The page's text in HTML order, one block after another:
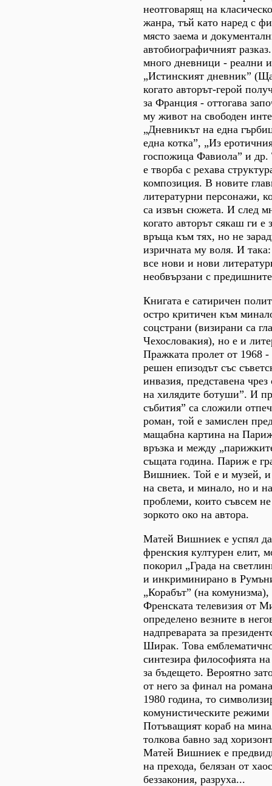
неотговарящ на
жанра, тъй като наред с
място заема и
автобиографичният
много дневници - реални
„Истинският дневник”
когато авторът-герой
за Франция - оттогава
му живот на свободен
„Дневникът на една
една котка”, „Из
госпожица Фавиола” и др.
е творба с рехава
композиция. В новите
литературни персонажи,
са извън сюжета. И след
когато авторът сякаш ги е
връща към тях, но не
изричната му воля. И
все нови и нови
необвързани с
Книгата е сатиричен
остро критичен към
соцстрани (визирани са
Чехословакия), но е и
Пражката пролет от 1968
решен епизодът със
инвазия, представена чрез
на хилядите ботуши”. И
събития” са сложили
роман, той е замислен
мащабна картина на
връзка и между
същата година. Париж е
Вишниек. Той е и музей, и
на света, и минало, но и
проблеми, които съвсем
зоркото око на автора.
Матей Вишниек е успял
френския културен елит,
покорил „Града на
и инкриминирано в
„Корабът” (на
Френската телевизия от
определено везните в
надпреварата за
Ширак. Това
синтезира философията
за бъдещето. Вероятно
от него за финал на
1980 година, то
комунистическите
Потъващият кораб на
толкова бавно зад
Матей Вишниек е
на прехода, белязан от
беззакония, разруха...